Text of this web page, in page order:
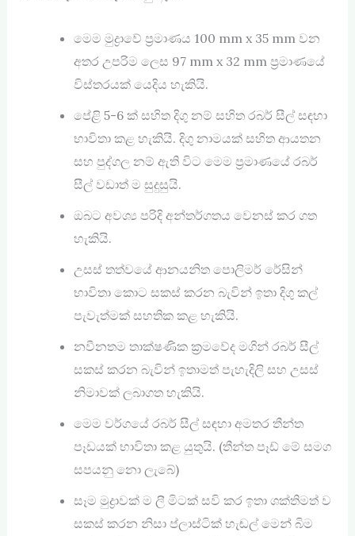
මෙම මුද්‍රාවේ ප්‍රමාණය 100 mm x 35 mm වන
අතර උපරිම ලෙස 97 mm x 32 mm ප්‍රමාණයේ
විස්තරයක් යෙදිය හැකියි.
පේළි 5-6 ක් සහිත දිගු නම් සහිත රබර් සීල් සඳහා
භාවිතා කළ හැකියි. දිගු නාමයක් සහිත ආයතන
සහ පුද්ගල නම් ඇති විට මෙම ප්‍රමාණයේ රබර්
සීල් වඩාත් ම සුදුසුයි.
ඔබට අවශ්‍ය පරිදි අන්තර්ගතය වෙනස් කර ගත
හැකියි.
උසස් තත්වයේ ආනයනිත පොලිමර් රේසින්
භාවිතා කොට සකස් කරන බැවින් ඉතා දිගු කල්
පැවැත්මක් සහතික කළ හැකියි.
නවීනතම තාක්ෂණික ක්‍රමවේද මගින් රබර් සීල්
සකස් කරන බැවින් ඉතාමත් පැහැදිලි සහ උසස්
නිමාවක් ලබාගත හැකියි.
මෙම වර්ගයේ රබර් සීල් සඳහා අමතර තීන්ත
පෑඩයක් භාවිතා කළ යුතුයි. (තීන්ත පෑඩ් ‍මේ සමග
සපයනු නො ලැබේ)
සෑම මුද්‍රාවක් ම ලී මිටක් සවි කර ඉතා ශක්තිමත් ව
සකස් කරන නිසා ප්ලාස්ටික් හැඬල් මෙන් බිම